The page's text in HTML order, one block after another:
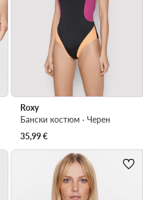
Roxy
Бански костюм · Черен
35,99€